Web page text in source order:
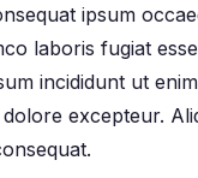
ipsum
laboris fugiat
incididunt ut
excepteur.